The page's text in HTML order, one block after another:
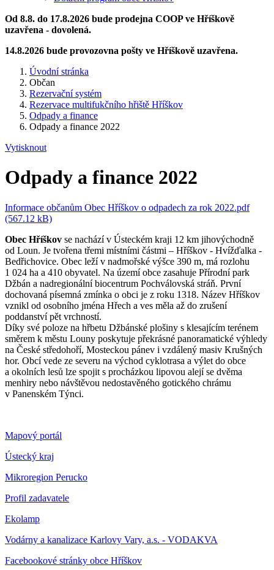
Od 8.8. do 17.8.2026 bude prodejna COOP ve Hříškově
uzavřena - dovolená.
14.8.2026 bude provozovna pošty ve Hříškově uzavřena.
Úvodní stránka
Občan
Rezervační systém
Rezervace multifukčního hřiště Hříškov
Odpady a finance
Odpady a finance 2022
Vytisknout
Odpady a finance 2022
Informace občanům Obec Hříškov o odpadech za rok 2022.pdf
(567.12 kB)
Obec Hříškov se nachází v Ústeckém kraji 12 km jihovýchodně
od Loun. Je tvořena třemi místními částmi – Hříškov - Hvížďalka -
Bedřichovice. Obec leží v nadmořské výšce 390 m, má rozlohu
1 024 ha a 410 obyvatel. Na území obce zasahuje Přírodní park
Džbán a nadregionální biocentrum Pochválovská stráň. První
dochovaná písemná zmínka o obci je z roku 1318. Název Hříškov
vznikl od osobního jména Hřech a ves měla až do zrušení
poddanství pět vrchností.
Díky své poloze na hřbetu Džbánské plošiny s klesajícím terénem
směrem k městu Louny poskytuje překrásné panoramatické výhledy
na České středohoří, Mosteckou pánev i vzdálený masiv Krušných
hor. Obcí vede ze severu na východ cyklotrasa a výlet do obce
a okolních lesů lze spojit s procházkou lipovou alejí se dvěma
menhiry nebo návštěvou nedostavěného gotického chrámu
v Panenském Týnci.
Mapový portál
Ústecký kraj
Mikroregion Perucko
Profil zadavatele
Ekolamp
Vodárny a kanalizace Karlovy Vary, a.s. - VODAKVA
Facebookové stránky obce Hříškov